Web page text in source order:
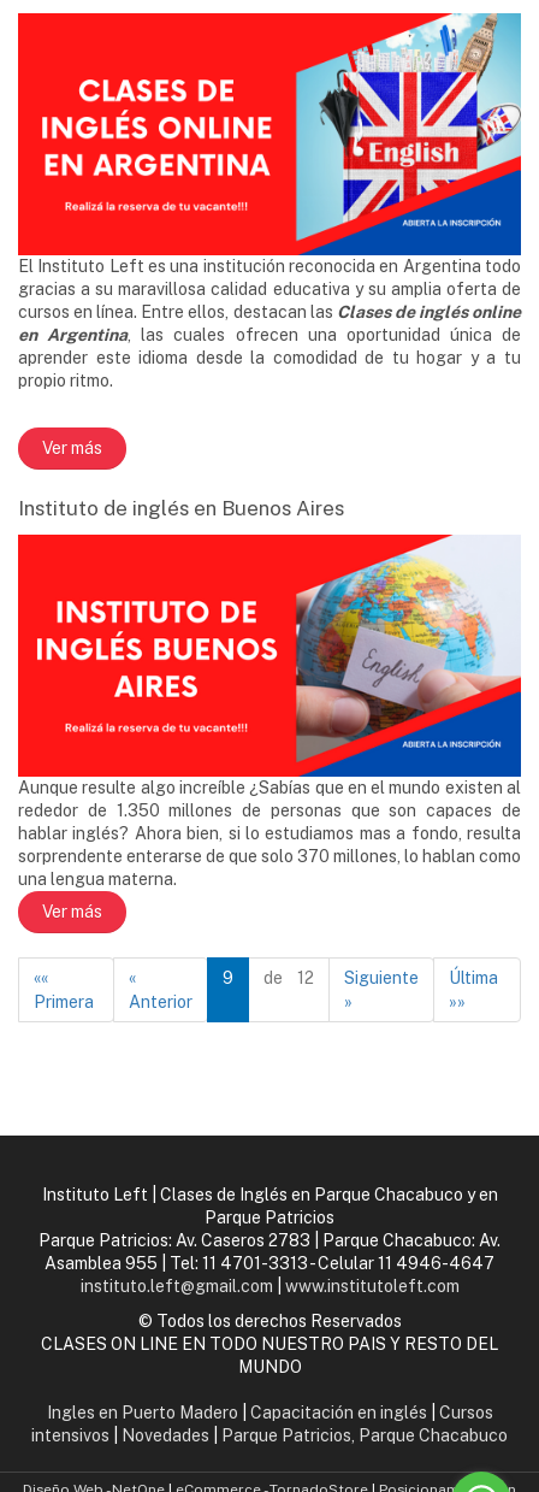
El Instituto Left es una institución reconocida en Argentina todo
gracias a su maravillosa calidad educativa y su amplia oferta de
cursos en línea. Entre ellos, destacan las Clases de inglés online
en Argentina, las cuales ofrecen una oportunidad única de
aprender este idioma desde la comodidad de tu hogar y a tu
propio ritmo.
Ver más
Instituto de inglés en Buenos Aires
Aunque resulte algo increíble ¿Sabías que en el mundo existen al
rededor de 1.350 millones de personas que son capaces de
hablar inglés? Ahora bien, si lo estudiamos mas a fondo, resulta
sorprendente enterarse de que solo 370 millones, lo hablan como
una lengua materna.
Ver más
««
Primera
«
Anterior
9 de 12
Siguiente
»
Última
»»
Instituto Left | Clases de Inglés en Parque Chacabuco y en
Parque Patricios
Parque Patricios: Av. Caseros 2783 | Parque Chacabuco: Av.
Asamblea 955 | Tel: 11 4701-3313 - Celular 11 4946-4647
instituto.left@gmail.com
www.institutoleft.com
© Todos los derechos Reservados
CLASES ON LINE EN TODO NUESTRO PAIS Y RESTO DEL
MUNDO
Ingles en Puerto Madero Capacitación en inglés
Cursos
intensivos
Novedades Parque Patricios, Parque Chacabuco